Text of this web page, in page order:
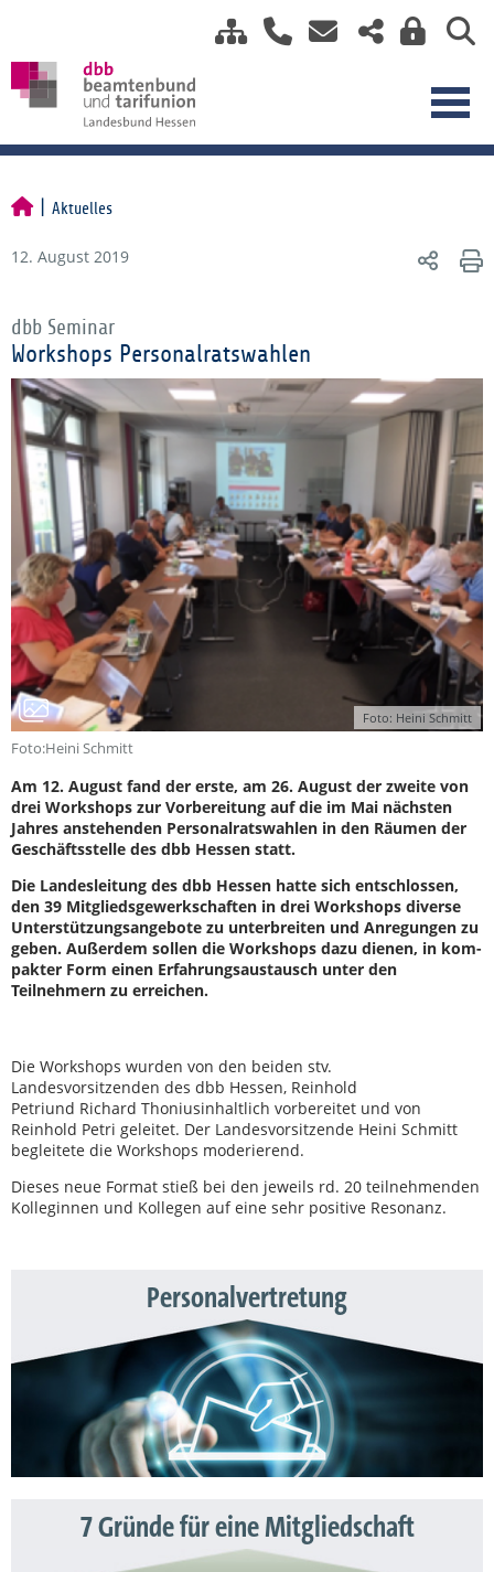
Aktuelles
12. August 2019
dbb Seminar
Workshops Personalratswahlen
Foto: Heini Schmitt
Foto:Heini Schmitt
Am 12. August fand der erste, am 26. August der zweite von
drei Workshops zur Vorbereitung auf die im Mai nächsten
Jahres anstehenden Personalratswahlen in den Räumen der
Geschäftsstelle des dbb Hessen statt.
Die Landesleitung des dbb Hessen hatte sich entschlossen,
den 39 Mitgliedsgewerkschaften in drei Workshops diverse
Unterstützungsangebote zu unterbreiten und Anregungen zu
geben. Außerdem sollen die Workshops dazu dienen, in kom-
pakter Form einen Erfahrungsaustausch unter den
Teilnehmern zu erreichen.
Die Workshops wurden von den beiden stv.
Landesvorsitzenden des dbb Hessen, Reinhold
Petriund Richard Thoniusinhaltlich vorbereitet und von
Reinhold Petri geleitet. Der Landesvorsitzende Heini Schmitt
begleitete die Workshops moderierend.
Dieses neue Format stieß bei den jeweils rd. 20 teilnehmenden
Kolleginnen und Kollegen auf eine sehr positive Resonanz.
Personalvertretung
7 Gründe für eine Mitgliedschaft